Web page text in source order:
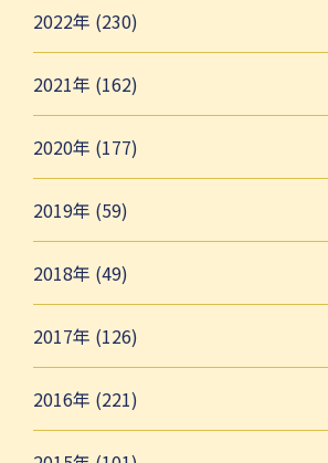
2022年 (230)
2021年 (162)
2020年 (177)
2019年 (59)
2018年 (49)
2017年 (126)
2016年 (221)